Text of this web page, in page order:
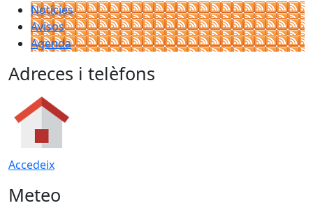
Notícies
Avisos
Agenda
Adreces i telèfons
Accedeix
Meteo